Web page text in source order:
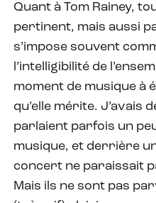
Quant à Tom Rainey,
pertinent, mais aussi
s’impose souvent
l’intelligibilité de
moment de musique à
qu’elle mérite. J’avais
parlaient parfois un
musique, et derrière
concert ne paraissait
Mais ils ne sont pas